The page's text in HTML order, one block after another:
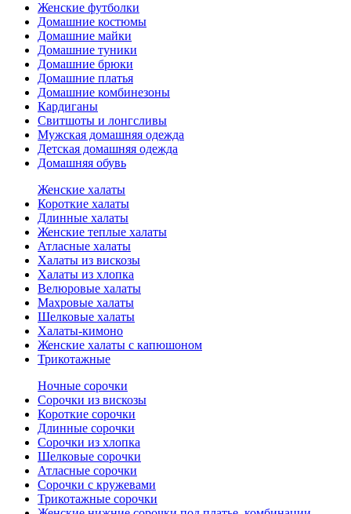
Женские футболки
Домашние костюмы
Домашние майки
Домашние туники
Домашние брюки
Домашние платья
Домашние комбинезоны
Кардиганы
Свитшоты и лонгсливы
Мужская домашняя одежда
Детская домашняя одежда
Домашняя обувь
Женские халаты
Короткие халаты
Длинные халаты
Женские теплые халаты
Атласные халаты
Халаты из вискозы
Халаты из хлопка
Велюровые халаты
Махровые халаты
Шелковые халаты
Халаты-кимоно
Женские халаты с капюшоном
Трикотажные
Ночные сорочки
Сорочки из вискозы
Короткие сорочки
Длинные сорочки
Сорочки из хлопка
Шелковые сорочки
Атласные сорочки
Сорочки с кружевами
Трикотажные сорочки